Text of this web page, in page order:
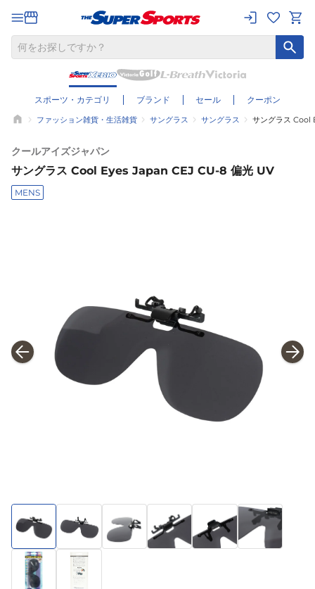
スポーツ・カテゴリ ブランド セール クーポン
ファッション雑貨・生活雑貨 サングラス サングラス サングラス Cool
クールアイズジャパン
サングラス Cool Eyes Japan CEJ CU-8 偏光 UV
MENS